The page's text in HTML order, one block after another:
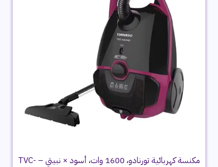
مكنسة كهربائية تورنادو، 1600 وات، أسود × نبيتي – TVC-